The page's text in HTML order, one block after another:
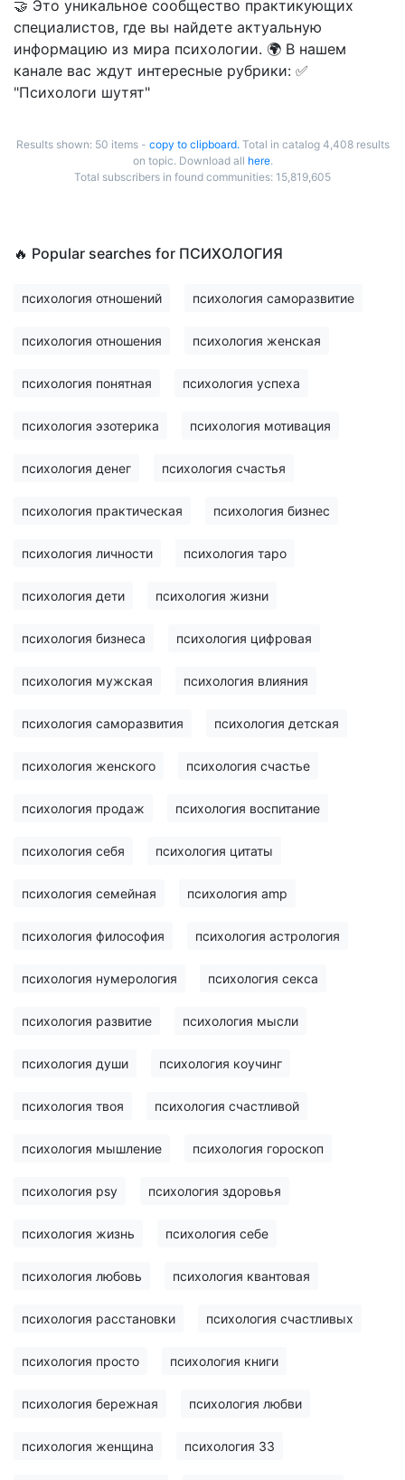
🤝 Это уникальное сообщество практикующих
специалистов, где вы найдете актуальную
информацию из мира психологии. 🌍 В нашем
канале вас ждут интересные рубрики: ✅
"Психологи шутят"
Results shown: 50 items - copy to clipboard.Total in catalog 4,408 results
on topic. Download all here.
Total subscribers in found communities: 15,819,605
🔥 Popular searches for ПСИХОЛОГИЯ
психология отношений психология саморазвитие
психология отношения психология женская
психология понятная психология успеха
психология эзотерика психология мотивация
психология денег психология счастья
психология практическая психология бизнес
психология личности психология таро
психология дети психология жизни
психология бизнеса психология цифровая
психология мужская психология влияния
психология саморазвития психология детская
психология женского психология счастье
психология продаж психология воспитание
психология себя психология цитаты
психология семейная психология amp
психология философия психология астрология
психология нумерология психология секса
психология развитие психология мысли
психология души психология коучинг
психология твоя психология счастливой
психология мышление психология гороскоп
психология psy психология здоровья
психология жизнь психология себе
психология любовь психология квантовая
психология расстановки психология счастливых
психология просто психология книги
психология бережная психология любви
психология женщина психология 33